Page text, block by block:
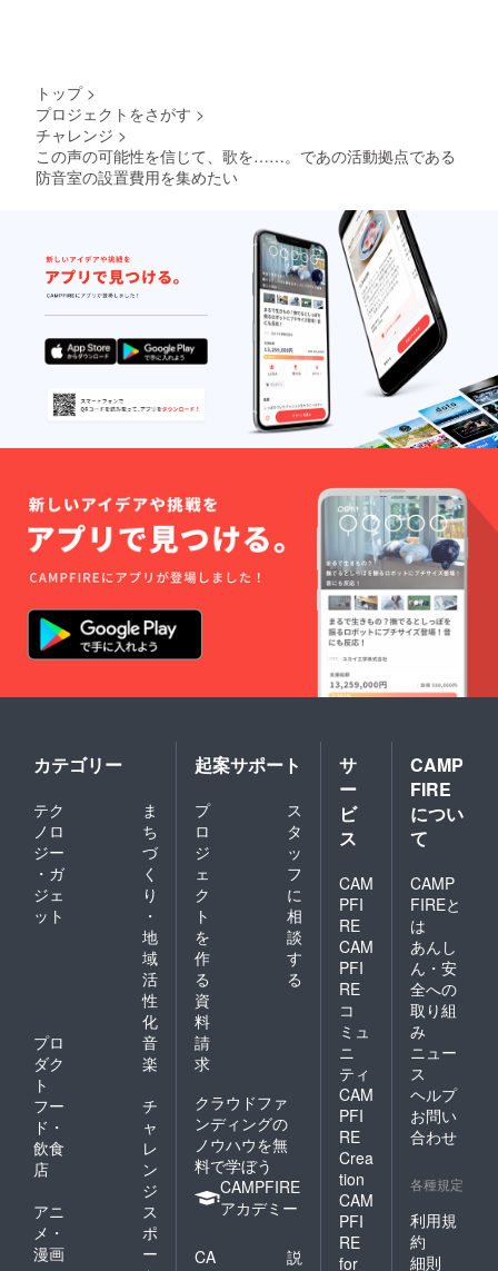
トップ >
プロジェクトをさがす >
チャレンジ >
この声の可能性を信じて、歌を……。であの活動拠点である
防音室の設置費用を集めたい
カテゴリー
テク
ノロ
ジー
・ガ
ジェ
ット
ま
ち
づ
く
り
・
地
域
活
性
化
プロ
ダク
ト
音
楽
フー
ド・
飲食
店
チ
ャ
レ
ン
ジ
アニ
メ・
漫画
ス
ポ
ー
起案サポート
プ
ロ
ジ
ェ
ク
ト
を
作
る
ス
タ
ッ
フ
に
相
談
す
る
資
料
請
求
クラウドファ
ンディングの
ノウハウを無
料で学ぼう
CAMPFIRE
アカデミー
CA
説
サ
ー
ビ
ス
CAM
PFI
RE
CAM
PFI
RE
コ
ミュ
ニ
ティ
CAM
PFI
RE
Crea
tion
CAM
PFI
RE
for
CAMP
FIRE
につい
て
CAMP
FIREと
は
あんし
ん・安
全への
取り組
み
ニュー
ス
ヘルプ
お問い
合わせ
各種規定
利用規
約
細則